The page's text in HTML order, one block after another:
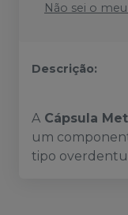
Não sei o
Descrição:
A Cápsula
um
tipo